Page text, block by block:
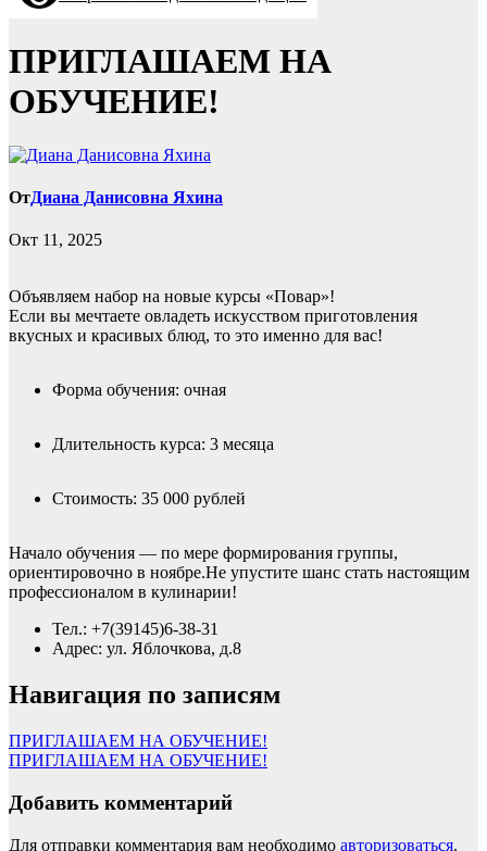
ПРИГЛАШАЕМ НА
ОБУЧЕНИЕ!
ОтДиана Данисовна Яхина
Окт 11, 2025
Объявляем набор на новые курсы «Повар»!
Если вы мечтаете овладеть искусством приготовления
вкусных и красивых блюд, то это именно для вас!
Форма обучения: очная
Длительность курса: 3 месяца
Стоимость: 35 000 рублей
Начало обучения — по мере формирования группы,
ориентировочно в ноябре.Не упустите шанс стать настоящим
профессионалом в кулинарии!
Тел.: +7(39145)6-38-31
Адрес: ул. Яблочкова, д.8
Навигация по записям
ПРИГЛАШАЕМ НА ОБУЧЕНИЕ!
ПРИГЛАШАЕМ НА ОБУЧЕНИЕ!
Добавить комментарий
Для отправки комментария вам необходимо авторизоваться.